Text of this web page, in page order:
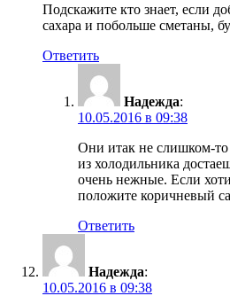
Подскажите кто знает, если
сахара и побольше сметаны,
Ответить
Надежда:
10.05.2016 в 09:38
Они итак не слишком-то
из холодильника
очень нежные. Если
положите коричневый
Ответить
Надежда:
10.05.2016 в 09:38